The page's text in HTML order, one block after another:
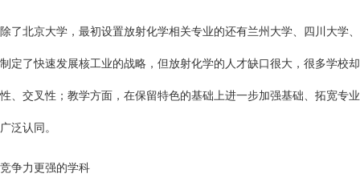
除了北京大学，最初设置放射化学相关专业的还有兰州大学、四川大学
制定了快速发展核工业的战略，但放射化学的人才缺口很大，很多学校
性、交叉性；教学方面，在保留特色的基础上进一步加强基础、拓宽专
广泛认同。
竞争力更强的学科